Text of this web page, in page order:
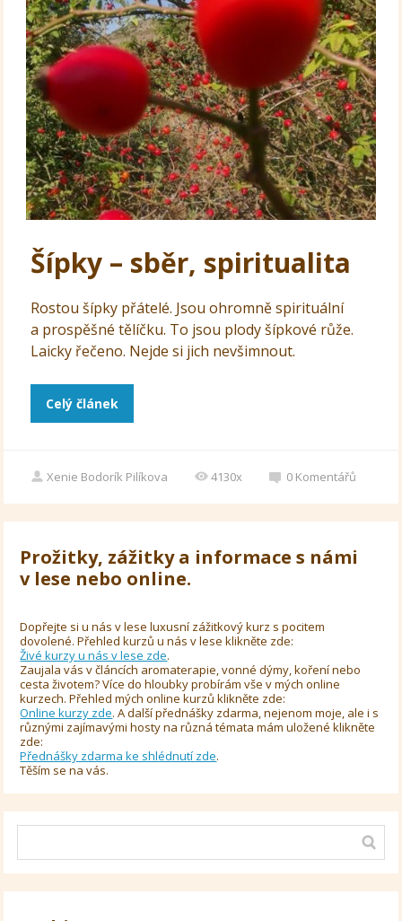
Šípky – sběr, spiritualita
Rostou šípky přátelé. Jsou ohromně spirituální
a prospěšné tělíčku. To jsou plody šípkové růže.
Laicky řečeno. Nejde si jich nevšimnout.
Celý článek
Xenie Bodorík Pilíkova 4130x 0 Komentářů
Prožitky, zážitky a informace s námi
v lese nebo online.
Dopřejte si u nás v lese luxusní zážitkový kurz s pocitem
dovolené. Přehled kurzů u nás v lese klikněte zde:
Živé kurzy u nás v lese zde.
Zaujala vás v článcích aromaterapie, vonné dýmy, koření nebo
cesta životem? Více do hloubky probírám vše v mých online
kurzech. Přehled mých online kurzů klikněte zde:
Online kurzy zde. A další přednášky zdarma, nejenom moje, ale i s
různými zajímavými hosty na různá témata mám uložené klikněte
zde:
Přednášky zdarma ke shlédnutí zde.
Těším se na vás.